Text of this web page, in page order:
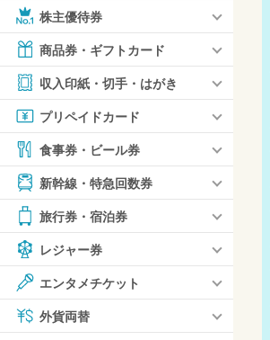
株主優待券
商品券・ギフトカード
収入印紙・切手・はがき
プリペイドカード
食事券・ビール券
新幹線・特急回数券
旅行券・宿泊券
レジャー券
エンタメチケット
外貨両替